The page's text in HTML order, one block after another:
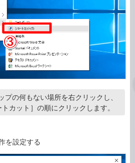
の何もない場所を右クリックし、
カット］の順にクリックします。
を設定する